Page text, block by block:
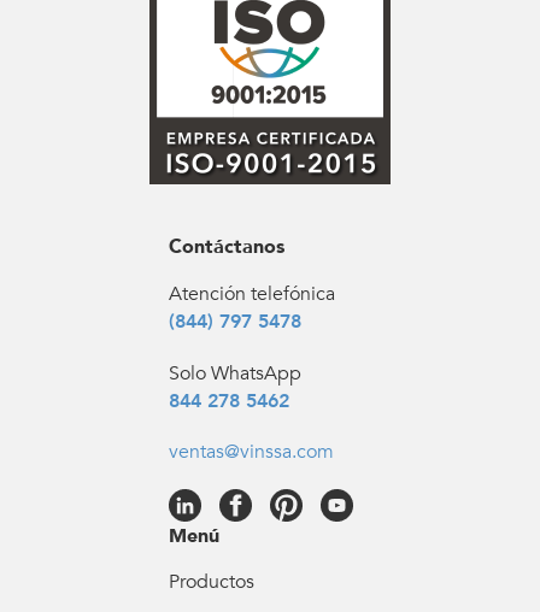
Contáctanos
Atención telefónica
(844) 797 5478
Solo WhatsApp
844 278 5462
ventas@vinssa.com
Menú
Productos